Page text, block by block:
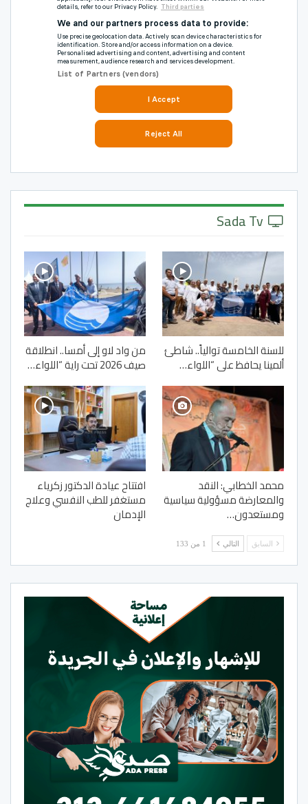
للسنة الخامسة توالياً.. شاطئ
ألمينا يحافظ على “اللواء…
من واد لاو إلى أمسا.. انطلاقة
صيف 2026 تحت راية “اللواء…
محمد الخطابي: النقد
والمعارضة مسؤولية سياسية
ومستعدون…
افتتاح عيادة الدكتور زكرياء
مستغفر للطب النفسي وعلاج
الإدمان
السابق التالي 1 من 133